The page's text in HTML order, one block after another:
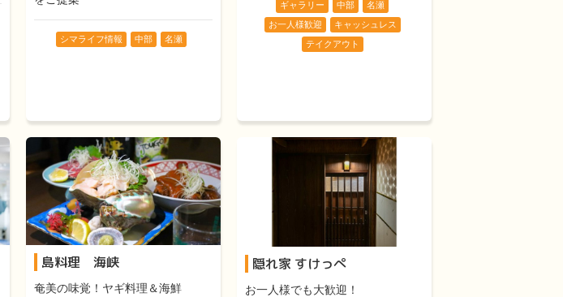
シマライフ情報 中部 名瀬
ギャラリー 中部
名瀬
お一人様歓迎
キャッシュレス
テイクアウト
島料理 海峡
奄美の味覚！ヤギ料理＆海鮮
隠れ家 すけっぺ
お一人様でも大歓迎！